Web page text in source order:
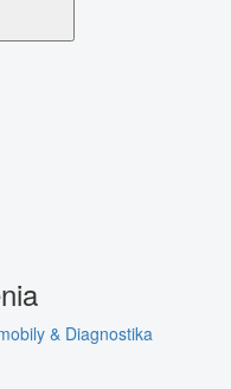
& Diagnostika